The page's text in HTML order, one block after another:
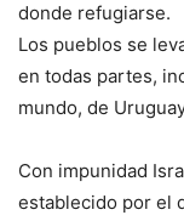
donde refugiarse.
Los pueblos se
en todas partes,
mundo, de
Con impunidad
establecido por el